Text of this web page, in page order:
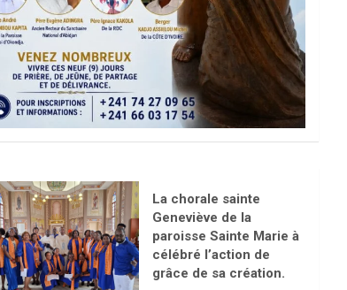
La chorale sainte
Geneviève de la
paroisse Sainte Marie à
célébré l’action de
grâce de sa création.